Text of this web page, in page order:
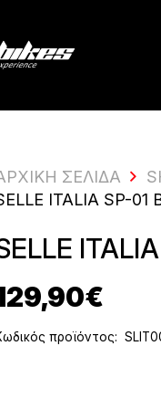
ΣΕΛΙΔΑ
ITALIA SP-01
€
προϊόντος: